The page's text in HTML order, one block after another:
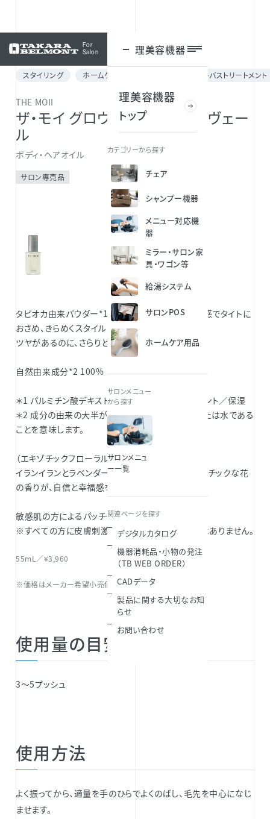
For
Salon
理美容機器
理美容機器
トップ
カテゴリーから探す
チェア
シャンプー機器
メニュー対応機
器
ミラー・サロン家
具・ワゴン等
給湯システム
サロンPOS
ホームケア用品
サロンメニュー
から探す
サロンメニュ
ー一覧
関連ページを探す
デジタルカタログ
機器消耗品・小物の発注
（TB WEB ORDER）
CADデータ
製品に関する大切なお知
らせ
お問い合わせ
ログイン
スタイリング ホームケア アウトバストリートメント
THE MOII
ザ・モイ グロウオイル ブリンクヴェー
ル
ボディ・ヘアオイル
サロン専売品
タピオカ由来パウダー*1が、髪表面を保護。軽い質感でタイトに
おさめ、きらめくスタイルに。
ツヤがあるのに、さらりと軽やかな仕上がり。
自然由来成分*2 100%
＊1 パルミチン酸デキストリン：毛髪保護／エモリエント／保湿
＊2 成分の由来の大半が植物等の非石油系成分または水である
ことを意味します。
（エキゾチックフローラルの香り）
イランイランとラベンダーを基調としたどこかエキゾチックな花
の香りが、自信と幸福感を与えてくれます。
敏感肌の方によるパッチテスト済み
※すべての方に皮膚刺激が起きないというわけではありません。
55mL／¥3,960
※価格はメーカー希望小売価格（税込）です。
使用量の目安
3～5プッシュ
使用方法
よく振ってから、適量を手のひらでよくのばし、毛先を中心になじ
ませます。